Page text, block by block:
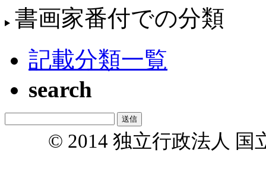
書画家番付での分類
記載分類一覧
search
© 2014 独立行政法人 国